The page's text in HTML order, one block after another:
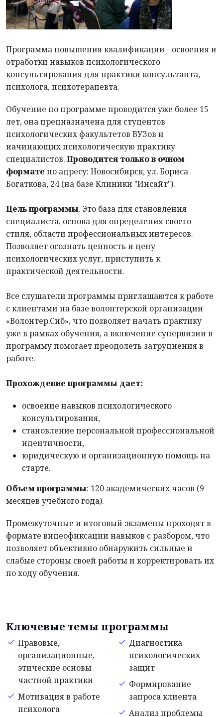
Программа повышения квалификации - освоения и
отработки навыков психологического
консультирования для практики консультанта,
психолога, психотерапевта.
Обучение по программе проводится уже более 15
лет, она предназначена для студентов
психологических факультетов ВУЗов и
начинающих психологическую практику
специалистов.Проводится только в очном
формате по адресу: Новосибирск, ул. Бориса
Богаткова, 24 (на базе Клиники "Инсайт").
Цель программы. Это база для становления
специалиста, основа для определения своего
стиля, области профессиональных интересов.
Позволяет осознать ценность и цену
психологических услуг, приступить к
практической деятельности.
Все слушатели программы приглашаются к работе
с клиентами на базе волонтерской организации
«Волонтер.Сиб», что позволяет начать практику
уже в рамках обучения, а включение супервизии в
программу помогает преодолеть затруднения в
работе.
Прохождение программы дает:
освоение навыков психологического
консультирования,
становление персональной профессиональной
идентичности,
юридическую и организационную помощь на
старте.
Объем программы: 120 академических часов (9
месяцев учебного года).
Промежуточные и итоговый экзамены проходят в
формате видеофиксации навыков с разбором, что
позволяет объективно обнаружить сильные и
слабые стороны своей работы и корректировать их
по ходу обучения.
Ключевые темы программы
Правовые,
организационные,
этические основы
частной практики
Мотивация в работе
психолога
Диагностика
психологических
защит
Формирование
запроса клиента
Анализ проблемы